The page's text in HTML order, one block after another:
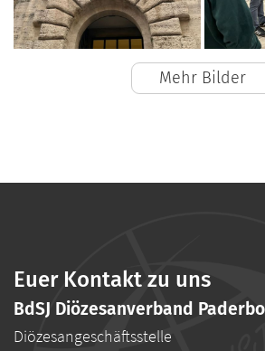
Mehr Bilder
Euer Kontakt zu uns
BdSJ Diözesanverband
Diözesangeschäftsstelle